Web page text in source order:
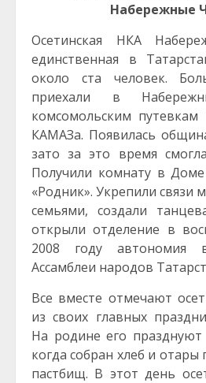
Набережные
Осетинская НКА
единственная в
около ста человек.
приехали в
комсомольским путевкам
КАМАЗа. Появилась
зато за это время
Получили комнату в
«Родник». Укрепили связи
семьями, создали
открыли отделение в
2008 году автономия
Ассамблеи народов
Все вместе отмечают
из своих главных
На родине его празднуют
когда собран хлеб и отары
пастбищ. В этот день